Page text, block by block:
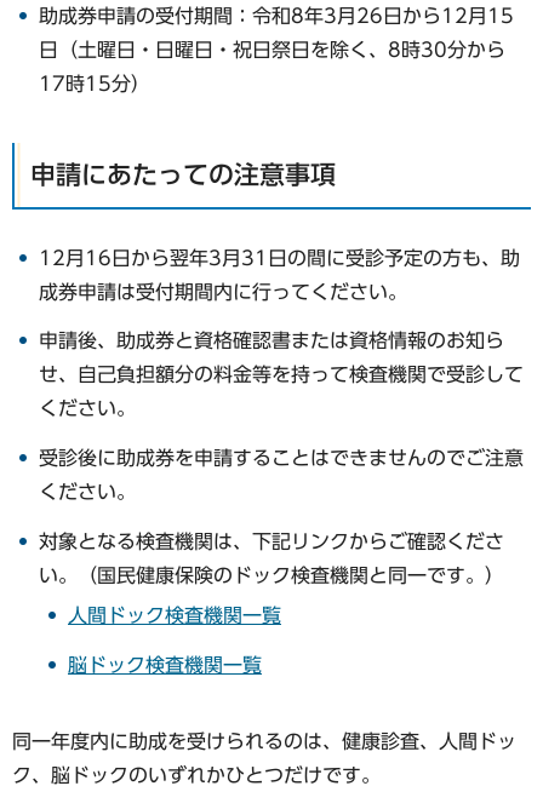
助成券申請の受付期間：令和8年3月26日から12月15
日（土曜日・日曜日・祝日祭日を除く、8時30分から
17時15分）
申請にあたっての注意事項
12月16日から翌年3月31日の間に受診予定の方も、助
成券申請は受付期間内に行ってください。
申請後、助成券と資格確認書または資格情報のお知ら
せ、自己負担額分の料金等を持って検査機関で受診して
ください。
受診後に助成券を申請することはできませんのでご注意
ください。
対象となる検査機関は、下記リンクからご確認くださ
い。（国民健康保険のドック検査機関と同一です。）
人間ドック検査機関一覧
脳ドック検査機関一覧
同一年度内に助成を受けられるのは、健康診査、人間ドッ
ク、脳ドックのいずれかひとつだけです。